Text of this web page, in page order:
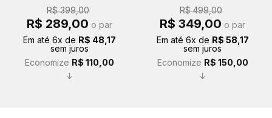
R$399,00
O
preço
era:
R$ 399,00.
R$ 289,00 preço
é:
o par
Em até 6x de R$ 48,17
sem juros
Economize R$ 110,00
↓
R$499,00
O
preço
era:
R$ 499,00.
R$ 349,00 preço
é:
o par
Em até 6x de R$ 58,17
sem juros
Economize R$ 150,00
↓